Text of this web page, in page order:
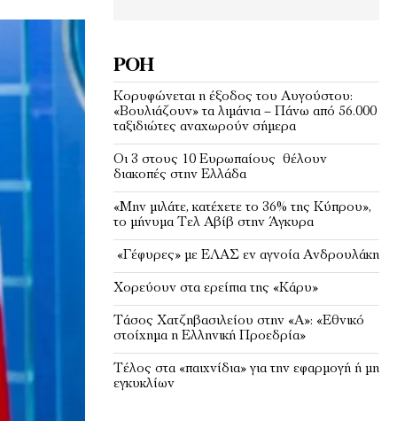
ΡΟΉ
Κορυφώνεται η έξοδος του Αυγούστου:
«Βουλιάζουν» τα λιμάνια – Πάνω από 56.000
ταξιδιώτες αναχωρούν σήμερα
Οι 3 στους 10 Ευρωπαίους θέλουν
διακοπές στην Ελλάδα
«Μην μιλάτε, κατέχετε το 36% της Κύπρου»,
το μήνυμα Τελ Αβίβ στην Άγκυρα
«Γέφυρες» με ΕΛΑΣ εν αγνοία Ανδρουλάκη
Χορεύουν στα ερείπια της «Κάρυ»
Τάσος Χατζηβασιλείου στην «Α»: «Εθνικό
στοίχημα η Ελληνική Προεδρία»
Τέλος στα «παιχνίδια» για την εφαρμογή ή μη
εγκυκλίων